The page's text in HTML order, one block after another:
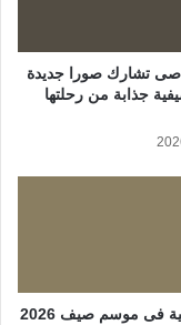
تشارك صورا جديدة
جذابة من رحلتها
ثنائيات فنية فى موسم صيف 2026